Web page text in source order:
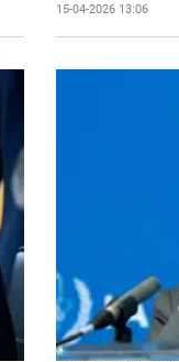
15-04-2026 13:06